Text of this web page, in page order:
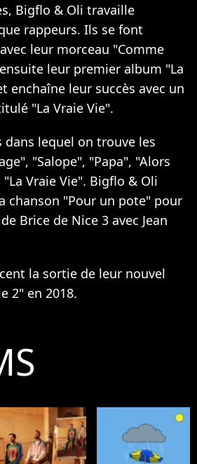
Bigflo & Oli travaille
rappeurs. Ils se font
leur morceau "Comme
leur premier album "La
enchaîne leur succès avec un
"La Vraie Vie".
dans lequel on trouve les
"Salope", "Papa", "Alors
Vraie Vie". Bigflo & Oli
chanson "Pour un pote" pour
Brice de Nice 3 avec Jean
la sortie de leur nouvel
2" en 2018.